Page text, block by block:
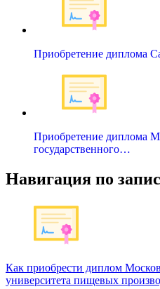
Приобретение диплома
Приобретение диплома
государственного…
Навигация по
Как приобрести диплом
университета пищевых